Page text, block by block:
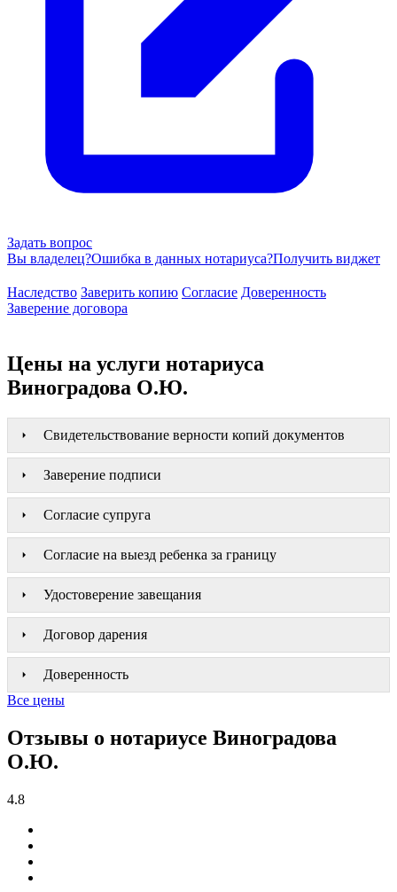
Задать вопрос
Вы владелец?Ошибка в данных нотариуса?Получить виджет
Наследство Заверить копию Согласие Доверенность
Заверение договора
Цены на услуги нотариуса
Виноградова О.Ю.
Свидетельствование верности копий документов
Заверение подписи
Согласие супруга
Согласие на выезд ребенка за границу
Удостоверение завещания
Договор дарения
Доверенность
Все цены
Отзывы о нотариусе Виноградова
О.Ю.
4.8